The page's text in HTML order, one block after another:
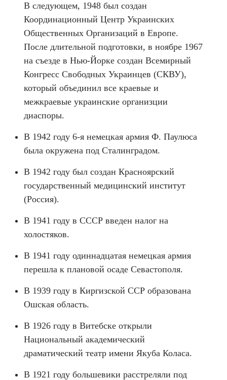
В следующем, 1948 был создан
Координационный Центр Украинских
Общественных Организаций в Европе.
После длительной подготовки, в ноябре 1967
на съезде в Нью-Йорке создан Всемирный
Конгресс Свободных Украинцев (СКВУ),
который объединил все краевые и
межкраевые украинские организции
диаспоры.
В 1942 году 6-я немецкая армия Ф. Паулюса
была окружена под Сталинградом.
В 1942 году был создан Красноярский
государственный медицинский институт
(Россия).
В 1941 году в СССР введен налог на
холостяков.
В 1941 году одиннадцатая немецкая армия
перешла к плановой осаде Севастополя.
В 1939 году в Киргизской ССР образована
Ошская область.
В 1926 году в Витебске открыли
Национальный академический
драматический театр имени Якуба Коласа.
В 1921 году большевики расстреляли под